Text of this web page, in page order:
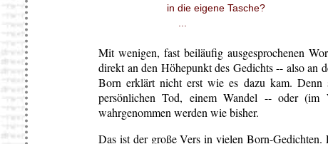
in die eigene Tasche?
Mit wenigen, fast beiläufig ausgesprochenen
direkt an den Höhepunkt des Gedichts -- also an
Born erklärt nicht erst wie es dazu kam. Denn
persönlichen Tod, einem Wandel -- oder (im
wahrgenommen werden wie bisher.
Das ist der große Vers in vielen Born-